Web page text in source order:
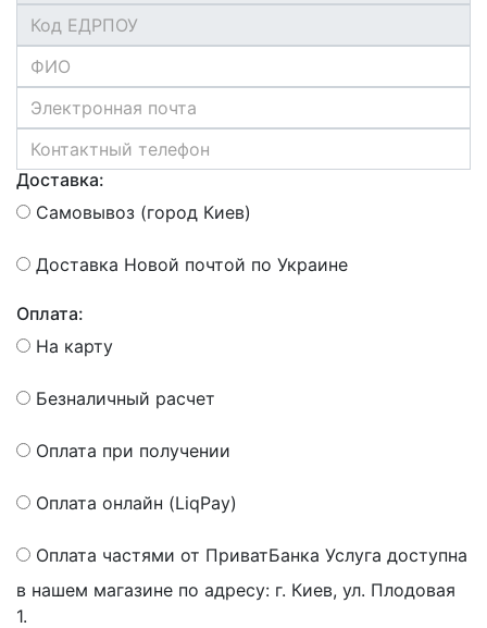
Доставка:
Самовывоз (город Киев)
Доставка Новой почтой по Украине
Оплата:
На карту
Безналичный расчет
Оплата при получении
Оплата онлайн (LiqPay)
Оплата частями от ПриватБанка Услуга доступна
в нашем магазине по адресу: г. Киев, ул. Плодовая
1.